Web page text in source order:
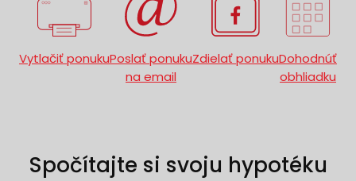
Vytlačiť ponukuPoslať ponuku
na email
Zdielať ponukuDohodnúť
obhliadku
Spočítajte si svoju hypotéku